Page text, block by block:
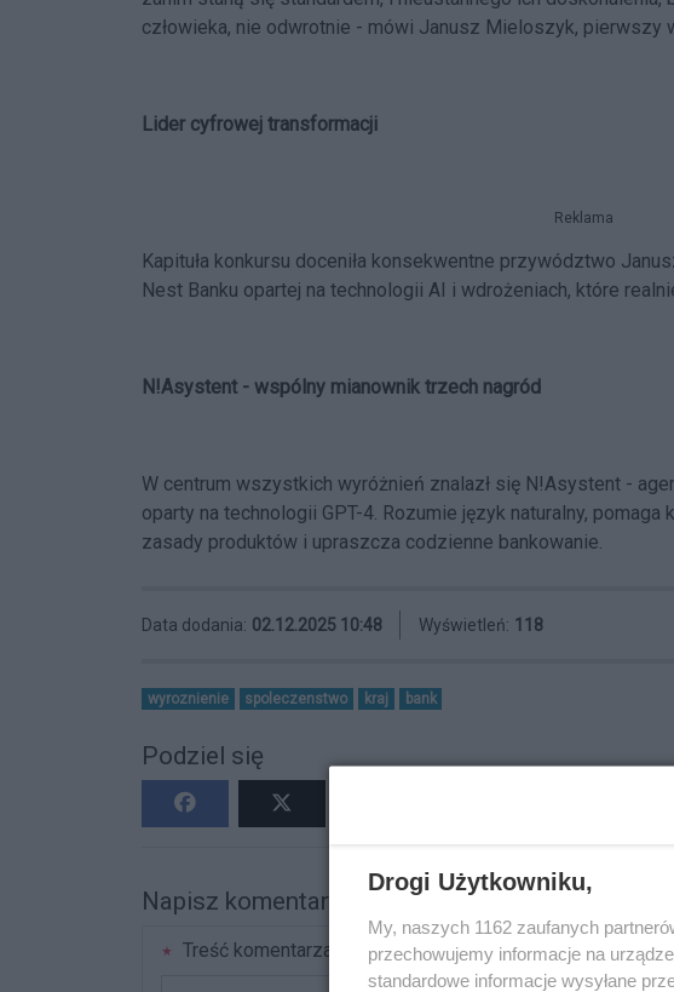
człowieka, nie odwrotnie - mówi Janusz Mieloszyk, pierwszy
Lider cyfrowej transformacji
Reklama
Kapituła konkursu doceniła konsekwentne przywództwo
Nest Banku opartej na technologii AI i wdrożeniach, które
N!Asystent - wspólny mianownik trzech nagród
W centrum wszystkich wyróżnień znalazł się N!Asystent -
oparty na technologii GPT-4. Rozumie język naturalny,
zasady produktów i upraszcza codzienne bankowanie.
Data dodania: 02.12.2025 10:48 Wyświetleń: 118
wyroznienie spoleczenstwo kraj bank
Podziel się
Napisz komentarz
Treść komentarza
Drogi Użytkowniku,
My, naszych 1162 zaufanych
przechowujemy informacje na
standardowe informacje wysyłane